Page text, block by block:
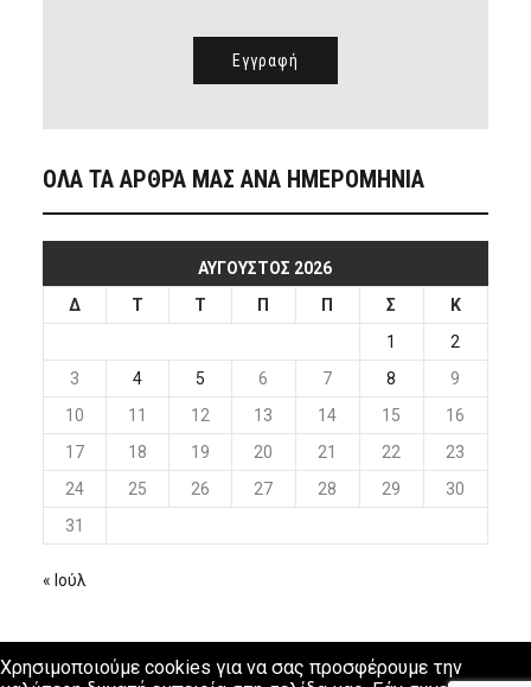
ΟΛΑ ΤΑ ΑΡΘΡΑ ΜΑΣ ΑΝΑ ΗΜΕΡΟΜΗΝΙΑ
ΑΎΓΟΥΣΤΟΣ 2026
Δ
Τ Τ Π Π Σ
Κ
1
2
3
4 5 6 7 8
9
10
11 12 13 14 15
16
17
18 19 20 21 22
23
24
25 26 27 28 29
30
31
« Ιούλ
Χρησιμοποιούμε cookies για να σας προσφέρουμε την